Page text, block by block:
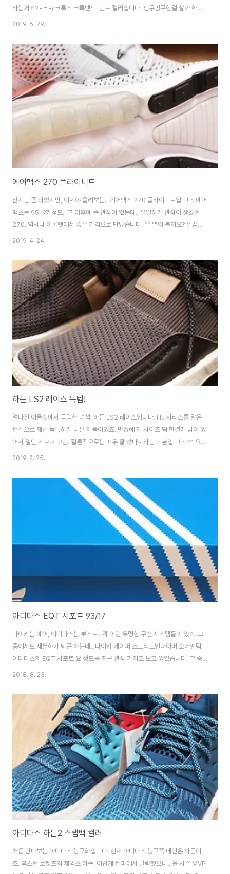
라는거죠? -ㅂ-) 크록스 크록밴드. 민트 컬러입니다. 핑쿠핑쿠한걸 살까 하다
가.. 부담없이 편하게 신기 좋을만한 컬러로 골랐습니다. 맨날 회색 슬리퍼 끌고
만, 뭐 크록스는 크록스죠. ㅎㅎㅎ [▣ in my life../└ 만물지름상] - 여름엔 역
시 크록스!
2019. 5. 29.
에어맥스 270 플라이니트
산지는 좀 되었지만, 이제야 올려보는.. 에어맥스 270 플라이니트입니다. 에어
맥스는 95, 97 정도.. 그 이후에 큰 관심이 없는데.. 유일하게 관심이 생겼던
270. 역시나 아울렛에서 좋은 가격으로 만났습니다. ^^ 열어 볼까요? 깔끔한
회색입니다. 밝은 회색에 플라이니트라 여름에 신기 좋을 듯 해요. 에어맥스
느낌이었는데, 이 녀석은 적당히 튕겨주는 느낌이 좋습니다. 물론, 대부분의 나
이키가 그렇듯.. 처음 신으면 조금 단단하고, 서너번 신다보면 쿠션이 자리를 잡
아 편해 집니다. 신발은 나이키죠. 응? air 270 플라이니트는 편하게 발에 붙
어서 착화감이 좋습니다. 일상용으로 신기에는 아주 좋네요. 만족하고 있습니
다. ^^
2019. 4. 24.
하든 LS2 레이스 득템!
얼마전 아울렛에서 득템한 녀석. 하든 LS2 레이스입니다. Hu 시리즈를 닮은
컨셉으로 제법 독특하게 나온 제품이었죠. 반값에 제 사이즈 딱 한켤레 남아 있
어서 일단 지르고 고민. 결론적으로는 매우 잘 샀다~ 라는 기분입니다. ^^ 요렇
게 생겼습니다. 아웃솔 패턴과 부스트폼은 하든2와 판박이. 위쪽은 아디다스
이 딱 잡아줘요. 힐을 감싸는 가죽 재질이 매우 고급스럽게 되어 있습니다. 쭈글
이 가죽이네요. ^^ 그래서인지 정가는 하든2보다 비싼.. -_-;; 디테일들. 저 로
고 있는 부분이랑 뒷꿈치쪽 손잡이 잡고 발을 넣으면 됩니다. 기존 하든2와 비
교해보면 더 확실하죠. [▣ in my life../└ 만물지름상] - 아디다스 하..
2019. 2. 25.
아디다스 EQT 서포트 93/17
나이키는 에어, 아디다스는 부스트.. 뭐 이런 유명한 쿠션 시스템들이 있죠. 그
중에서도 세분화가 되곤 하는데.. 나이키 베이퍼 스트리트언더아머 호버팬텀
아디다스의 EQT 서포트 요 정도를 최근 관심 가지고 보고 있었습니다. 그 중
하나. 아디다스의 EQT 서포트 93/17. 최근 가격이 많이 저렴해졌더라구요.
마 93년도 제품을 17년 스타일로 다시 만들었다는 이야기일거에요. 사이즈는
정사이즈로 갔습니다. 이 녀석 제법 여유 있는 편이라서요. 사실 이 녀석을 알게
된건.. 우리의 힙합비둘기. 프콘이형 유툽에서 보고나서부터입니다. 보시면 알
겠지만.. 정말 편한 신발이라고 강추를 때리죠. 저기 제꺼랑 같은 컬러도 있네
2018. 8. 23.
아디다스 하든2 스탭백 컬러
처음 만나보는 아디다스 농구화입니다. 현재 아디다스 농구쪽 메인은 하든이
죠. 휴스턴 로켓츠의 제임스 하든. 아쉽게 컨파에서 탈락했으나.. 올 시즌 MVP